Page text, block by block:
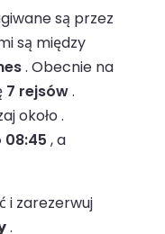
są przez
są między
. Obecnie na
7 rejsów.
około .
08:45 , a
i zarezerwuj
.